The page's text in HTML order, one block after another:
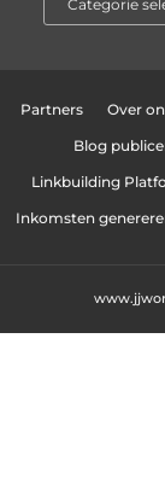
Partners Over
Blog
Linkbuilding
Inkomsten